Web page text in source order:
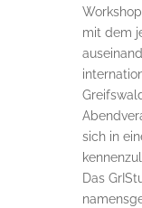
mit dem
sich in
Das